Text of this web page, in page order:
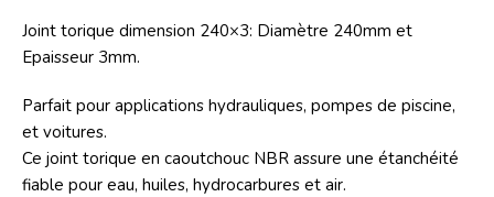
Joint torique dimension 240×3: Diamètre 240mm et
Epaisseur 3mm.
Parfait pour applications hydrauliques, pompes de piscine,
et voitures.
Ce joint torique en caoutchouc NBR assure une étanchéité
fiable pour eau, huiles, hydrocarbures et air.